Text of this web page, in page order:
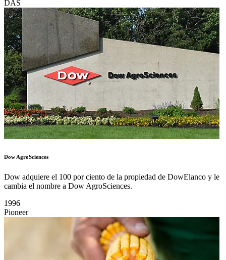
DAS
Dow AgroSciences
Dow adquiere el 100 por ciento de la propiedad de DowElanco y le
cambia el nombre a Dow AgroSciences.
1996
Pioneer